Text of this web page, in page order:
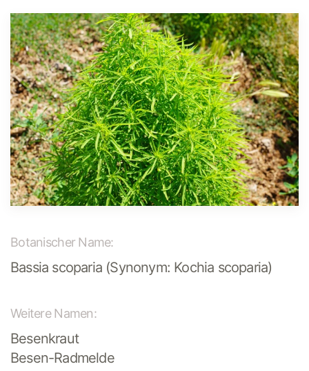
Botanischer Name:
Bassia scoparia (Synonym: Kochia scoparia)
Weitere Namen:
Besenkraut
Besen-Radmelde